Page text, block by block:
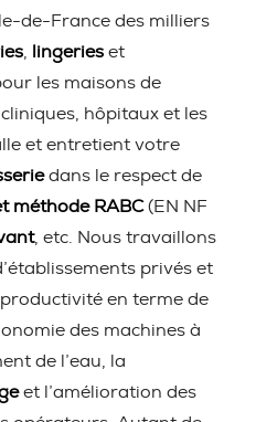
de-France des milliers
lingeries et
les maisons de
cliniques, hôpitaux et les
et entretient votre
dans le respect de
méthode RABC(EN NF
, etc. Nous travaillons
privés et
en terme de
des machines à
de l’eau, la
et l’amélioration des